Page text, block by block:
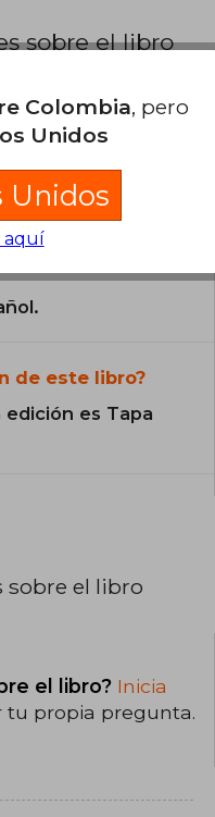
sobre el libro
el
de este libro?
es Tapa
sobre el libro
el libro? Inicia
tu propia pregunta.
Colombia, pero
Unidos
Unidos
aquí